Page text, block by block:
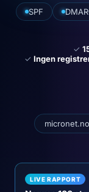
SPF
✓
✓ Ingen
micronet.no
LIVE RAPPORT